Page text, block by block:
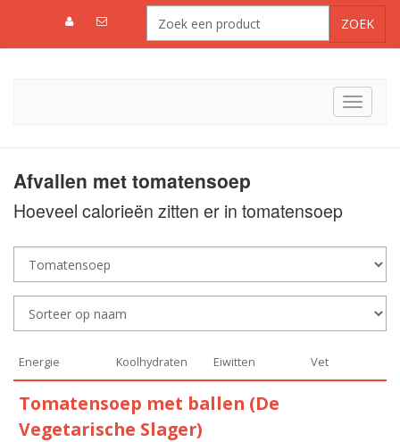
Toggle
Afvallen met tomatensoep
Hoeveel calorieën zitten er in tomatensoep
Energie Koolhydraten Eiwitten Vet
Tomatensoep met ballen (De
Vegetarische Slager)